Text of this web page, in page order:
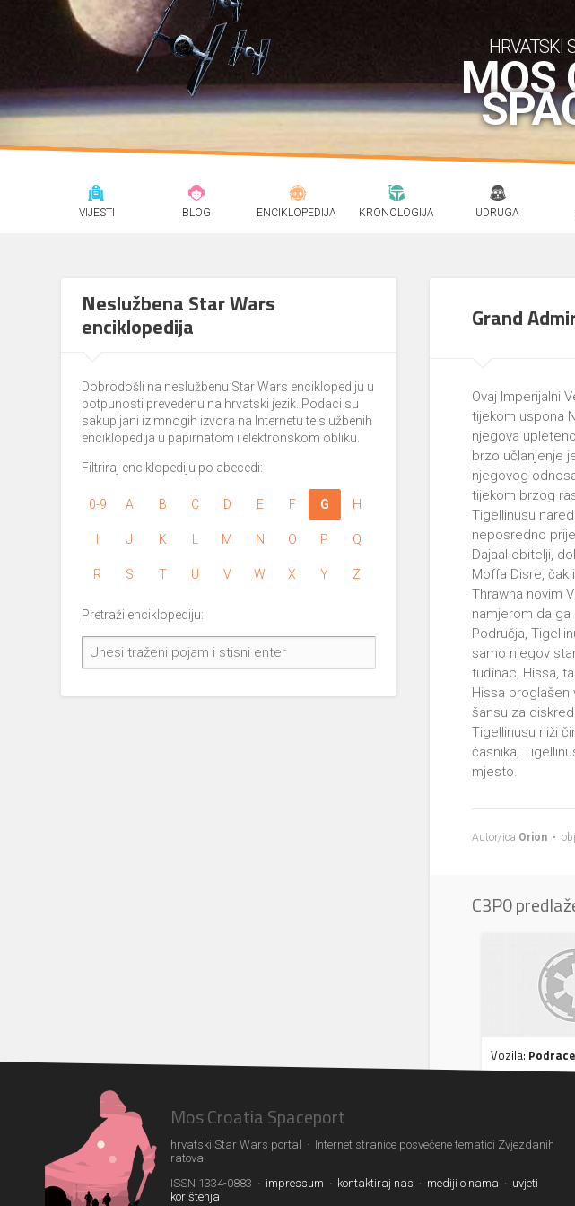
HRVATSKI
MOS
VIJESTI BLOG ENCIKLOPEDIJA KRONOLOGIJA UDRUGA
Neslužbena Star Wars
enciklopedija
Dobrodošli na neslužbenu Star Wars enciklopediju u
potpunosti prevedenu na hrvatski jezik. Podaci su
sakupljani iz mnogih izvora na Internetu te službenih
enciklopedija u papirnatom i elektronskom obliku.
Filtriraj enciklopediju po abecedi:
0-9 A B C D E F G H
J K M N O P Q
R S T U V W X Y Z
Pretraži enciklopediju:
Grand
Ovaj Imperijalni
tijekom uspona
njegova
brzo učlanjenje
njegovog
tijekom brzog
Tigellinusu
neposredno
Dajaal obitelji,
Moffa Disre, čak
Thrawna novim
namjerom da ga
Područja,
samo njegov
tuđinac, Hissa,
Hissa proglašen
šansu za
Tigellinusu niži
časnika,
mjesto.
Autor/ica Orion •
C3P0
Vozila:
Mos Croatia Spaceport
hrvatski Star Wars portal · Internet stranice posvećene tematici Zvjezdanih
ratova
ISSN 1334-0883 · impressum · kontaktiraj nas · mediji o nama · uvjeti
korištenja